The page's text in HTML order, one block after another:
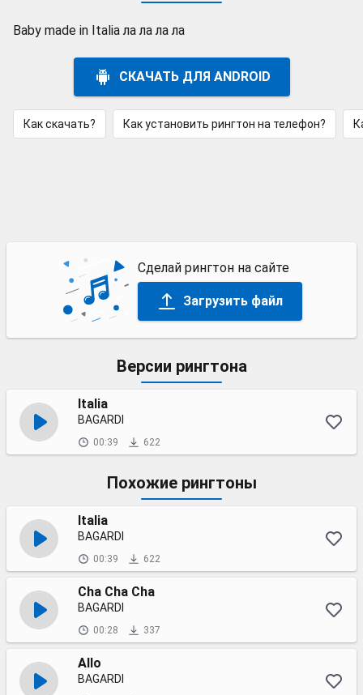
Baby made in Italia ла ла ла ла
СКАЧАТЬ ДЛЯ ANDROID
Как скачать? Как установить рингтон на телефон?
Сделай рингтон на сайте
Загрузить файл
Версии рингтона
Italia
BAGARDI
00:39 622
Похожие рингтоны
Italia
BAGARDI
00:39 622
Cha Cha Cha
BAGARDI
00:28 337
Allo
BAGARDI